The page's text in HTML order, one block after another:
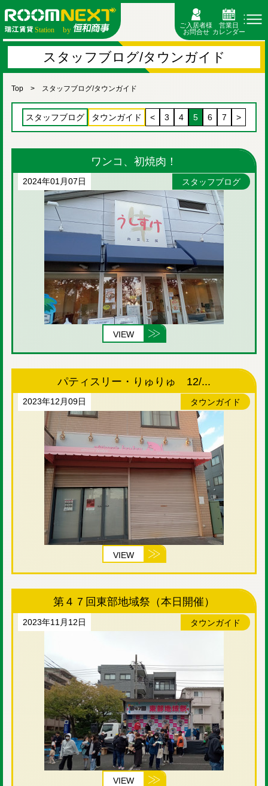
ご入居者様
お問合せ
営業日
カレンダー
スタッフブログ/タウンガイド
Top スタッフブログ/タウンガイド
スタッフブログ タウンガイド < 3 4 5 6 7 >
ワンコ、初焼肉！
2024年01月07日 スタッフブログ
VIEW
パティスリー・りゅりゅ 12/...
2023年12月09日 タウンガイド
VIEW
第４７回東部地域祭（本日開催）
2023年11月12日 タウンガイド
VIEW